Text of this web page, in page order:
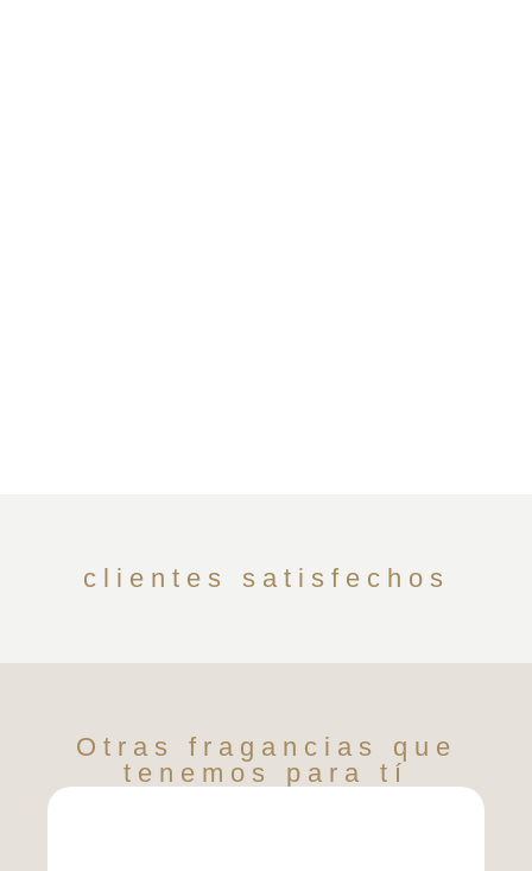
clientes satisfechos
Otras fragancias que
tenemos para tí